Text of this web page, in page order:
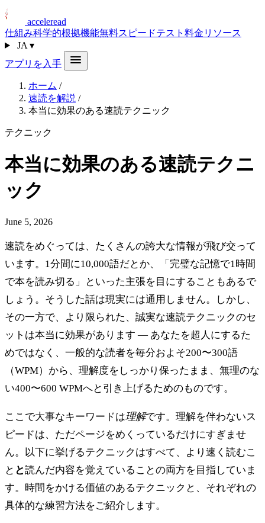
acceleread
仕組み科学的根拠機能無料スピードテスト 料金 リソース
JA ▾
アプリを入手
ホーム /
速読を解説 /
本当に効果のある速読テクニック
テクニック
本当に効果のある速読テクニ
ック
June 5, 2026
速読をめぐっては、たくさんの誇大な情報が飛び交って
います。1分間に10,000語だとか、「完璧な記憶で1時間
で本を読み切る」といった主張を目にすることもあるで
しょう。そうした話は現実には通用しません。しかし、
その一方で、より限られた、誠実な速読テクニックのセ
ットは本当に効果があります — あなたを超人にするた
めではなく、一般的な読者を毎分およそ200〜300語
（WPM）から、理解度をしっかり保ったまま、無理のな
い400〜600 WPMへと引き上げるためのものです。
ここで大事なキーワードは理解です。理解を伴わないス
ピードは、ただページをめくっているだけにすぎませ
ん。以下に挙げるテクニックはすべて、より速く読むこ
と と読んだ内容を覚えていることの両方を目指していま
す。時間をかける価値のあるテクニックと、それぞれの
具体的な練習方法をご紹介します。